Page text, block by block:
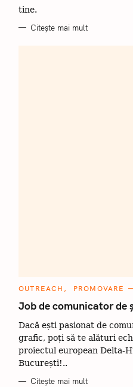
tine.
Citește mai mult
C
T
E
O
R
I
I
OUTREACH PROMOVARE
Job de comunicator de
Dacă ești pasionat de
grafic, poți să te alături
proiectul european Delta-
București!..
Citește mai mult